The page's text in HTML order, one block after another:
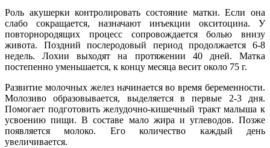
Роль акушерки контролировать состояние матки. Если она
слабо сокращается, назначают инъекции окситоцина. У
повторнородящих процесс сопровождается болью внизу
живота. Поздний послеродовый период продолжается 6-8
недель. Лохии выходят на протяжении 40 дней. Матка
постепенно уменьшается, к концу месяца весит около 75 г.
Развитие молочных желез начинается во время беременности.
Молозиво образовывается, выделяется в первые 2-3 дня.
Помогает подготовить желудочно-кишечный тракт малыша к
усвоению пищи. В составе мало жира и углеводов. Позже
появляется молоко. Его количество каждый день
увеличивается.